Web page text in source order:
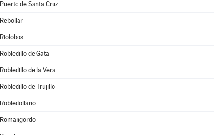
Puerto de Santa Cruz
Rebollar
Riolobos
Robledillo de Gata
Robledillo de la Vera
Robledillo de Trujillo
Robledollano
Romangordo